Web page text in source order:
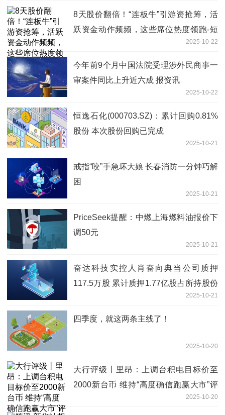
8天股价翻倍！“连板牛”引游资抢筹，活
跃资金动作频频，这些席位热度领跑-短
2025-10-22
今年前9个月中国法院受理涉外民商事一
审案件同比上升近六成 报资讯
2025-10-22
恒逸石化(000703.SZ)：累计回购0.81%
股份 本次股份回购已完成
2025-10-21
戒指“咬”手急坏大娘 长春消防一分钟巧解
困
2025-10-21
PriceSeek提醒：中燃上海燃料油报价下
调50元
2025-10-21
奋达科技实控人肖奋向典当公司质押
117.5万股 累计质押1.77亿股占所持股份
2025-10-21
四季度，就这两条主线了！
2025-10-20
大行评级丨里昂：上调台积电目标价至
2000新台币 维持“高度确信跑赢大市”评
2025-10-20